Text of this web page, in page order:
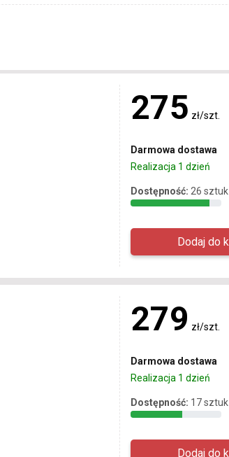
275 zł/szt.
Darmowa dostawa
Realizacja 1 dzień
Dostępność: 26 sztuk
279 zł/szt.
Darmowa dostawa
Realizacja 1 dzień
Dostępność: 17 sztuk